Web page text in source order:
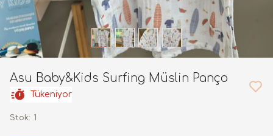
Asu Baby&Kids Surfing Müslin Panço
Tükeniyor
Stok: 1